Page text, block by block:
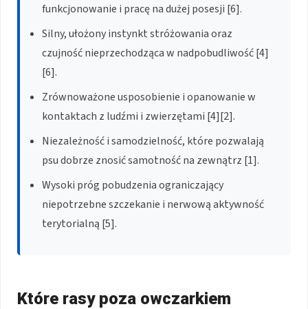
funkcjonowanie i pracę na dużej posesji [6].
Silny, ułożony instynkt stróżowania oraz
czujność nieprzechodząca w nadpobudliwość [4]
[6].
Zrównoważone usposobienie i opanowanie w
kontaktach z ludźmi i zwierzętami [4][2].
Niezależność i samodzielność, które pozwalają
psu dobrze znosić samotność na zewnątrz [1].
Wysoki próg pobudzenia ograniczający
niepotrzebne szczekanie i nerwową aktywność
terytorialną [5].
Które rasy poza owczarkiem